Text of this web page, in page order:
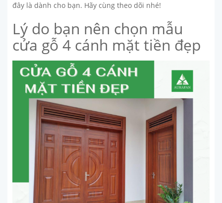
đây là dành cho bạn. Hãy cùng theo dõi nhé!
Lý do bạn nên chọn mẫu
cửa gỗ 4 cánh mặt tiền đẹp